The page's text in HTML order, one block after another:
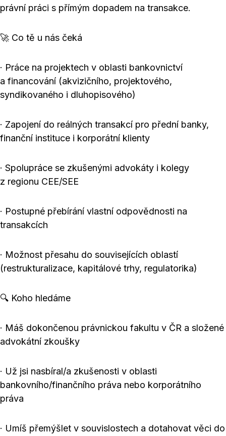
právní práci s přímým dopadem na transakce.
🚀 Co tě u nás čeká
· Práce na projektech v oblasti bankovnictví
a financování (akvizičního, projektového,
syndikovaného i dluhopisového)
· Zapojení do reálných transakcí pro přední banky,
finanční instituce i korporátní klienty
· Spolupráce se zkušenými advokáty i kolegy
z regionu CEE/SEE
· Postupné přebírání vlastní odpovědnosti na
transakcích
· Možnost přesahu do souvisejících oblastí
(restrukturalizace, kapitálové trhy, regulatorika)
🔍 Koho hledáme
· Máš dokončenou právnickou fakultu v ČR a složené
advokátní zkoušky
· Už jsi nasbíral/a zkušenosti v oblasti
bankovního/finančního práva nebo korporátního
práva
· Umíš přemýšlet v souvislostech a dotahovat věci do